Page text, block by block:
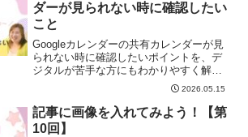
ダーが見られない時に確認したい
こと
Googleカレンダーの共有カレンダーが見
られない時に確認したいポイントを、デ
ジタルが苦手な方にもわかりやすく解
説。Safari・Chrome・Googleカレンダー
アプリ、ログイン、アップデート、表示
チェックなど、スマホでできる対処法を
まとめました。
2026.05.15
記事に画像を入れてみよう！【第
10回】